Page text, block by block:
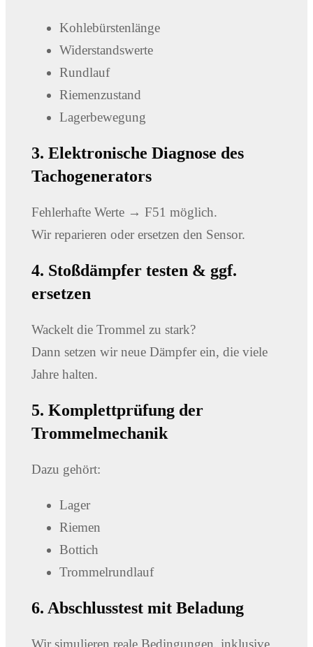
Kohlebürstenlänge
Widerstandswerte
Rundlauf
Riemenzustand
Lagerbewegung
3. Elektronische Diagnose des
Tachogenerators
Fehlerhafte Werte → F51 möglich.
Wir reparieren oder ersetzen den Sensor.
4. Stoßdämpfer testen & ggf.
ersetzen
Wackelt die Trommel zu stark?
Dann setzen wir neue Dämpfer ein, die viele
Jahre halten.
5. Komplettprüfung der
Trommelmechanik
Dazu gehört:
Lager
Riemen
Bottich
Trommelrundlauf
6. Abschlusstest mit Beladung
Wir simulieren reale Bedingungen, inklusive